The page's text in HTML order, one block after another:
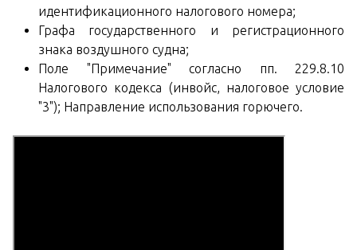
идентификационного налогового номера;
Графа государственного и регистрационного
знака воздушного судна;
Поле "Примечание" согласно пп. 229.8.10
Налогового кодекса (инвойс, налоговое условие
"3"); Направление использования горючего.